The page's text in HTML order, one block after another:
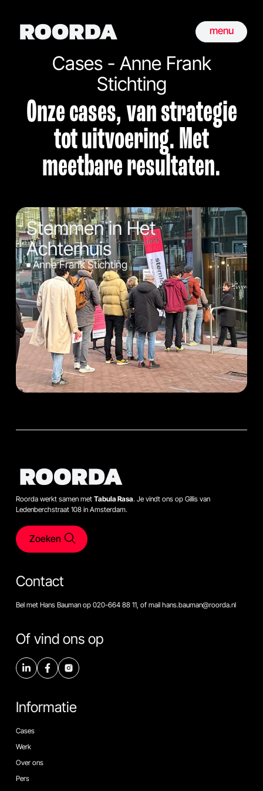
Cases - Anne Frank
Stichting
Onze cases, van strategie
tot uitvoering. Met
meetbare resultaten.
Stemmen in Het
Achterhuis
Anne Frank Stichting
menu
Roorda werkt samen met Tabula Rasa. Je vindt ons op Gillis van
Ledenberchstraat 108 in Amsterdam.
Zoeken
Contact
Bel met Hans Bauman op 020-664 88 11, of mail hans.bauman@roorda.nl
Of vind ons op
Informatie
Cases
Werk
Over ons
Pers